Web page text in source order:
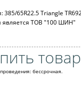
385/65R22.5 Triangle
является ТОВ "100 ШИН"
бессрочная.